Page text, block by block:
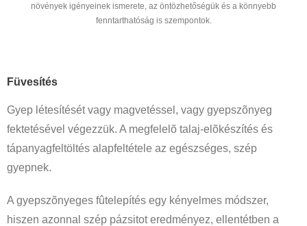
növények igényeinek ismerete, az öntözhetőségük és a könnyebb
fenntarthatóság is szempontok.
Füvesítés
Gyep létesítését vagy magvetéssel, vagy gyepszõnyeg
fektetésével végezzük. A megfelelõ talaj-elõkészítés és
tápanyagfeltöltés alapfeltétele az egészséges, szép
gyepnek.
A gyepszõnyeges fûtelepítés egy kényelmes módszer,
hiszen azonnal szép pázsitot eredményez, ellentétben a